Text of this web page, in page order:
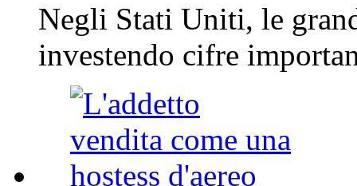
Negli Stati Uniti, le
investendo cifre